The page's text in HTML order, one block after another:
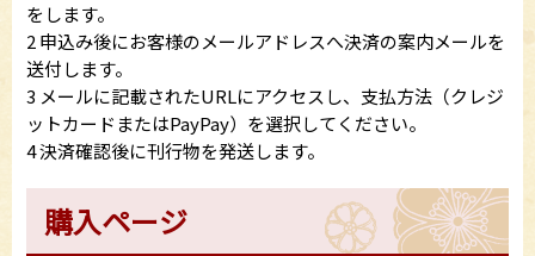
をします。
2 申込み後にお客様のメールアドレスへ決済の案内メールを
送付します。
3 メールに記載されたURLにアクセスし、支払方法（クレジ
ットカードまたはPayPay）を選択してください。
4 決済確認後に刊行物を発送します。
購入ページ